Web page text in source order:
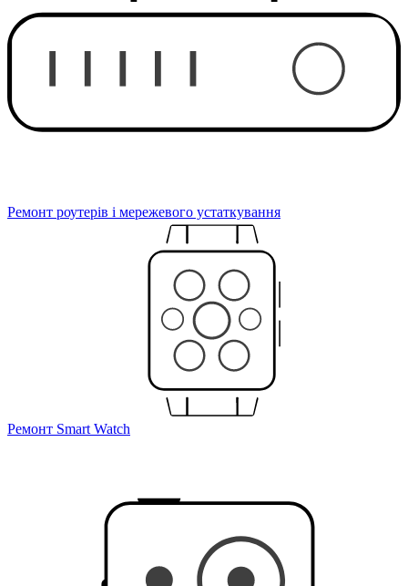
Ремонт роутерів і мережевого устаткування
Ремонт Smart Watch